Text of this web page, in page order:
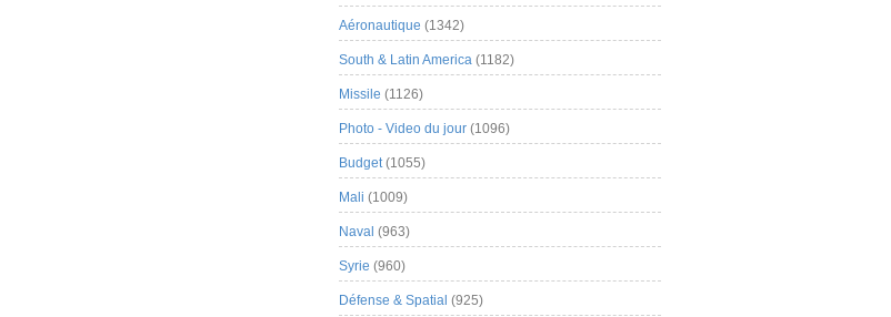
Aéronautique (1342)
South & Latin America (1182)
Missile (1126)
Photo - Video du jour (1096)
Budget(1055)
Mali (1009)
Naval (963)
Syrie (960)
Défense & Spatial (925)